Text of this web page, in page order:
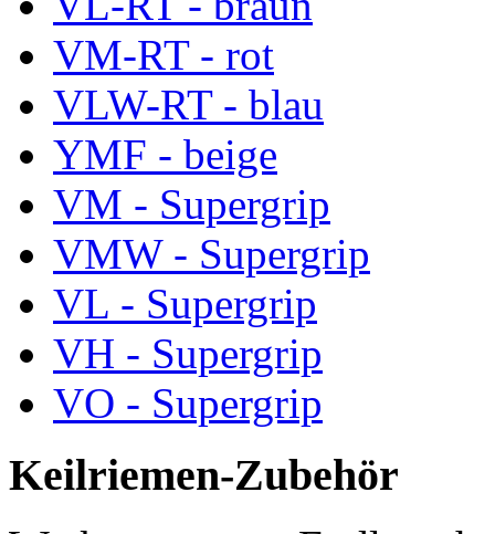
VM-RT - rot
VLW-RT - blau
YMF - beige
VM - Supergrip
VMW - Supergrip
VL - Supergrip
VH - Supergrip
VO - Supergrip
Keilriemen-Zubehör